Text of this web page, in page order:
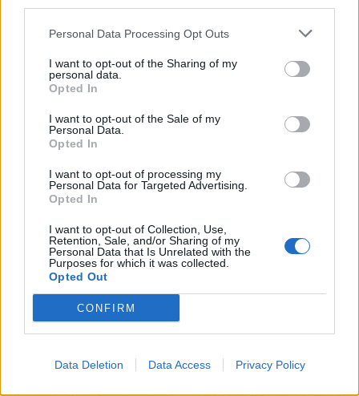
Personal Data Processing Opt Outs
I want to opt-out of the Sharing of my
personal data.
Opted In
I want to opt-out of the Sale of my
Personal Data.
Opted In
I want to opt-out of processing my
Personal Data for Targeted Advertising.
Opted In
I want to opt-out of Collection, Use,
Retention, Sale, and/or Sharing of my
Personal Data that Is Unrelated with the
Purposes for which it was collected.
Opted Out
CONFIRM
Data Deletion Data Access Privacy Policy
χαλιά σε σουίτες και βίλες είναι επίσης
εμπνευσμένα από την ύφανση των
παραδοσιακών ελληνικών ενδυμασιών. 2.700
500.000 ενδημικοί θάμνοι πλαισιώνουν την
έκταση του resort, ενώ το συνολικό έργο έχει
δημιουργηθεί σύμφωνα με τις αυστηρές
προδιαγραφές βιώσιμης ανάπτυξης της Costa
Mandarin Oriental. Όπως σε όλα τα Mandarin
Oriental ξενοδοχεία ανά τον κόσμο, και εδώ
θα απαγορεύονται τα πλαστικά μίας χρήσης.